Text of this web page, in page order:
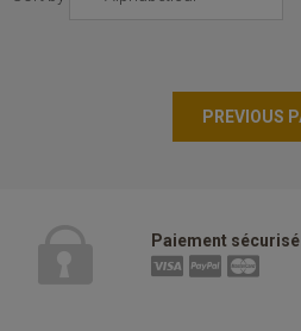
Paiement sécurisé